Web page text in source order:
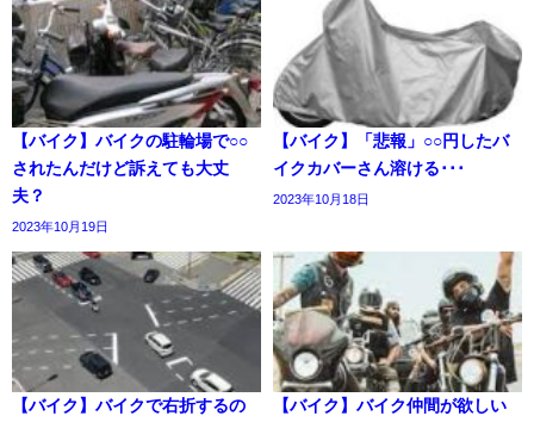
【バイク】バイクの駐輪場で○○
されたんだけど訴えても大丈
夫？
2023年10月19日
【バイク】「悲報」○○円したバ
イクカバーさん溶ける･･･
2023年10月18日
【バイク】バイクで右折するの
【バイク】バイク仲間が欲しい